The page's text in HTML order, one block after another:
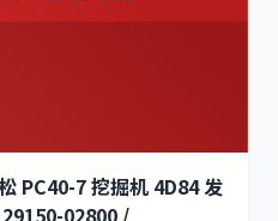
PC40-7 挖掘机 4D84 发
02800 /